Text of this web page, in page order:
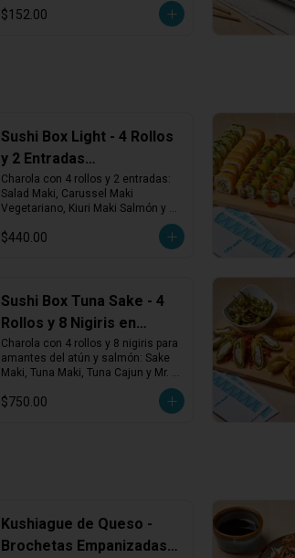
textura crujiente.
$152.00
Sushi Box Light - 4 Rollos
y 2 Entradas
Seleccionadas
Charola con 4 rollos y 2 entradas:
Salad Maki, Carussel Maki
Vegetariano, Kiuri Maki Salmón y
edamames y 4 nigiris de aguacate.
$440.00
Sushi Box Tuna Sake - 4
Rollos y 8 Nigiris en
Charola
Charola con 4 rollos y 8 nigiris para
amantes del atún y salmón: Sake
Maki, Tuna Maki, Tuna Cajun y Mr.
Diablo. Incluye 4 nigiris de atún y 4
de salmón fresco. ¡Perfecto para
$750.00
Kushiague de Queso -
Brochetas Empanizadas